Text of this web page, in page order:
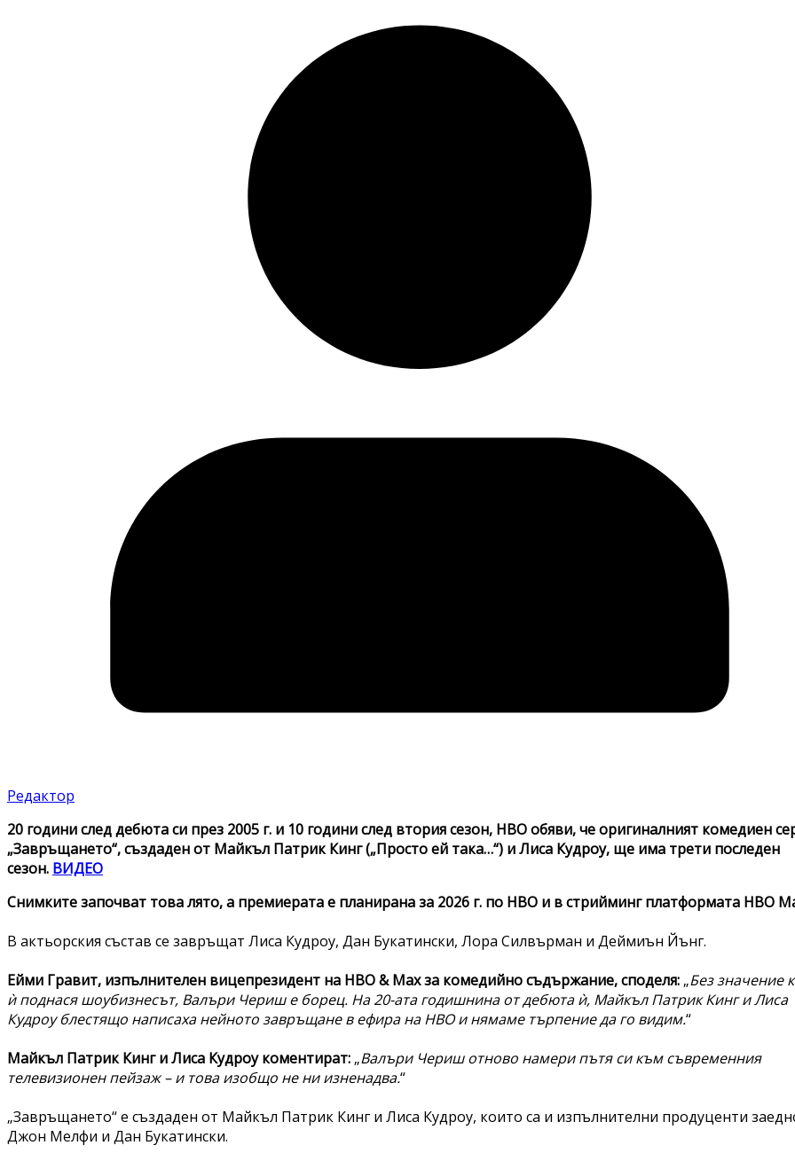
Редактор
20 години след дебюта си през 2005 г. и 10 години след втория сезон, HBO обяви, че оригиналният комедиен
„Завръщането“, създаден от Майкъл Патрик Кинг („Просто ей така…“) и Лиса Кудроу, ще има трети последен
сезон. ВИДЕО
Снимките започват това лято, а премиерата е планирана за 2026 г. по HBO и в стрийминг платформата HBO
В актьорския състав се завръщат Лиса Кудроу, Дан Букатински, Лора Силвърман и Деймиън Йънг.
Ейми Гравит, изпълнителен вицепрезидент на HBO & Max за комедийно съдържание, споделя: „Без значение
ѝ поднася шоубизнесът, Валъри Чериш е борец. На 20-ата годишнина от дебюта ѝ, Майкъл Патрик Кинг и Лиса
Кудроу блестящо написаха нейното завръщане в ефира на HBO и нямаме търпение да го видим.“
Майкъл Патрик Кинг и Лиса Кудроу коментират: „Валъри Чериш отново намери пътя си към съвременния
телевизионен пейзаж – и това изобщо не ни изненадва.“
„Завръщането“ е създаден от Майкъл Патрик Кинг и Лиса Кудроу, които са и изпълнителни продуценти
Джон Мелфи и Дан Букатински.